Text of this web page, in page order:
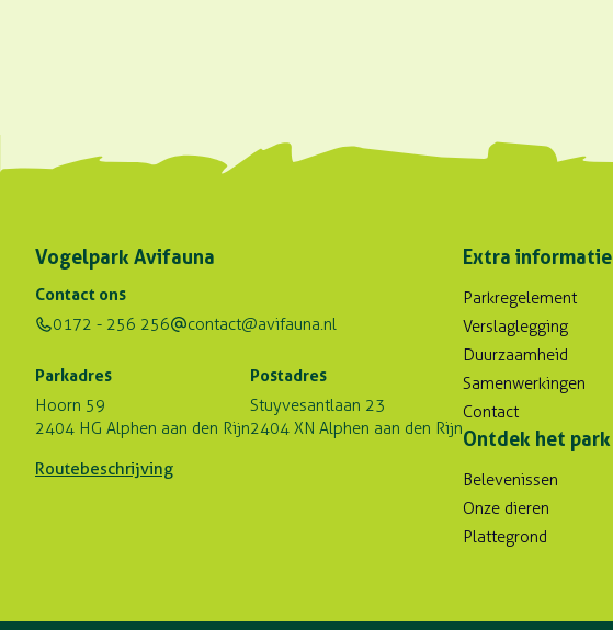
Vogelpark Avifauna
Contact ons
0172 - 256 256 contact@avifauna.nl
Parkadres
Hoorn 59
2404 HG Alphen aan den Rijn
Routebeschrijving
Postadres
Stuyvesantlaan 23
2404 XN Alphen aan den Rijn
Extra informatie
Parkregelement
Verslaglegging
Duurzaamheid
Samenwerkingen
Contact
Ontdek het park
Belevenissen
Onze dieren
Plattegrond